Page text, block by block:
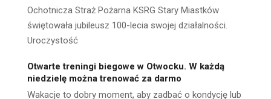
Ochotnicza Straż Pożarna KSRG Stary Miastków
świętowała jubileusz 100-lecia swojej działalności.
Uroczystość
Otwarte treningi biegowe w Otwocku. W każdą
niedzielę można trenować za darmo
Wakacje to dobry moment, aby zadbać o kondycję lub